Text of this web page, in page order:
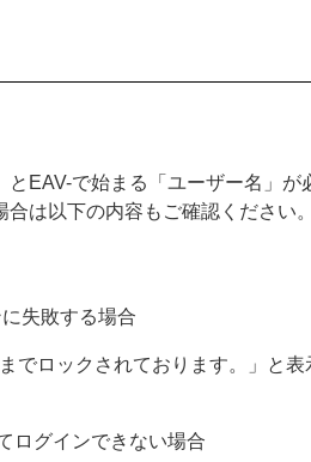
EAV-で始まる「ユーザー名」が
は以下の内容もご確認ください。
失敗する場合
でロックされております。」と
ログインできない場合